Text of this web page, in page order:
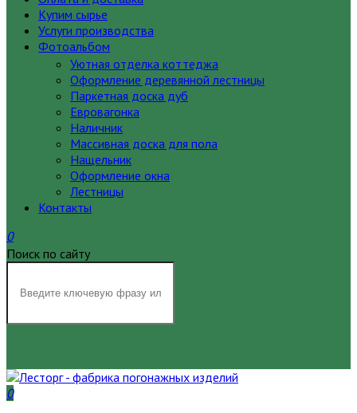
Купим сырье
Услуги производства
Фотоальбом
Уютная отделка коттеджа
Оформление деревянной лестницы
Паркетная доска дуб
Евровагонка
Наличник
Массивная доска для пола
Нащельник
Оформление окна
Лестницы
Контакты
0
Поиск по сайту
0